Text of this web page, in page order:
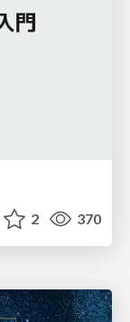
2 370